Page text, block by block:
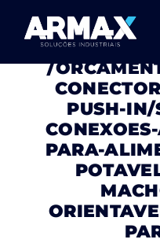
PÁGINA
/
PUSH-
PARA-